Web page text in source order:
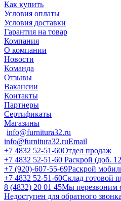
Как купить
Условия оплаты
Условия доставки
Гарантия на товар
Компания
О компании
Новости
Команда
Отзывы
Вакансии
Контакты
Партнеры
Сертификаты
Магазины
info@furnitura32.ru
info@furnitura32.ruEmail
+7 4832 52-51-60Отдел продаж
+7 4832 52-51-60 Раскрой (доб.
+7 (920)-607-55-69Раскрой
+7 4832 52-51-60Склад готовой
8 (4832) 20 01 45Мы перезвоним
Недоступен для обратного звонка